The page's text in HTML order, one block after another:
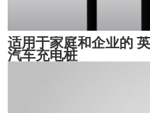
适用于家庭和企业的
汽车充电桩